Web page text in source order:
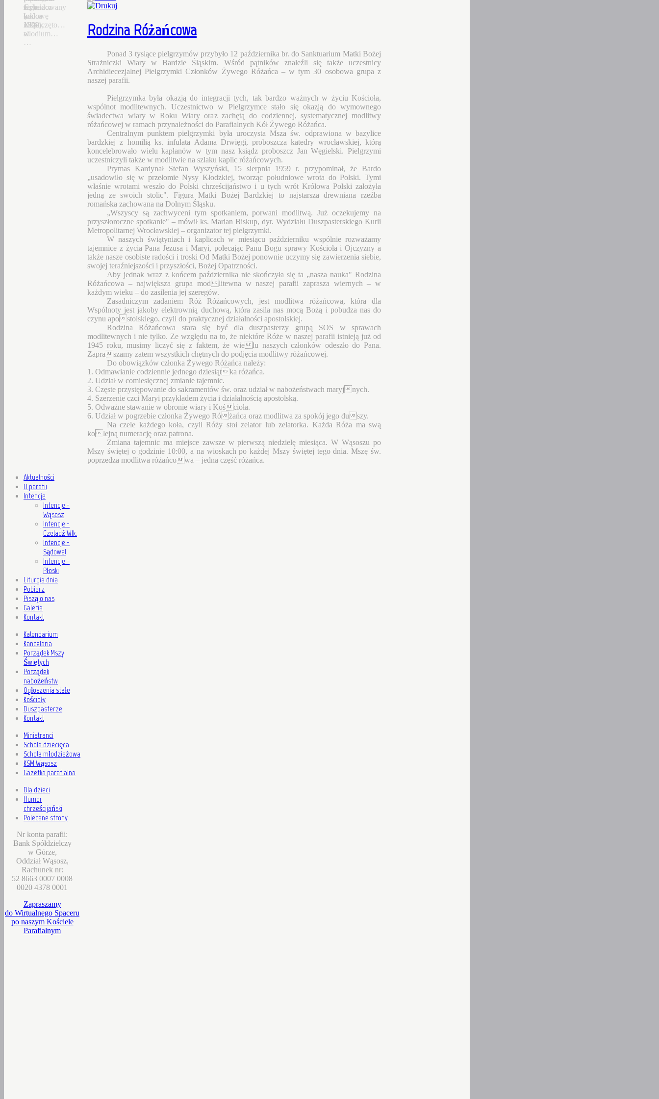
Czhelacz
(ok.
1300),
allodium…
z
końca
XIX
w.
…
Jego
budowę
rozpoczęto…
wybudowany
w
1822…
Rodzina Różańcowa
Ponad 3 tysiące pielgrzymów przybyło 12 października br. do Sanktuarium Matki Bożej
Strażniczki Wiary w Bardzie Śląskim. Wśród pątników znaleźli się także uczestnicy
Archidiecezjalnej Pielgrzymki Członków Żywego Różańca – w tym 30 osobowa grupa z
naszej parafii.
Pielgrzymka była okazją do integracji tych, tak bardzo ważnych w życiu Kościoła,
wspólnot modlitewnych. Uczestnictwo w Pielgrzymce stało się okazją do wymownego
świadectwa wiary w Roku Wiary oraz zachętą do codziennej, systematycznej modlitwy
różańcowej w ramach przynależności do Parafialnych Kół Żywego Różańca.
Centralnym punktem pielgrzymki była uroczysta Msza św. odprawiona w bazylice
bardzkiej z homilią ks. infułata Adama Drwięgi, proboszcza katedry wrocławskiej, którą
koncelebrowało wielu kapłanów w tym nasz ksiądz proboszcz Jan Węgielski. Pielgrzymi
uczestniczyli także w modlitwie na szlaku kaplic różańcowych.
Prymas Kardynał Stefan Wyszyński, 15 sierpnia 1959 r. przypominał, że Bardo
„usadowiło się w przełomie Nysy Kłodzkiej, tworząc południowe wrota do Polski. Tymi
właśnie wrotami weszło do Polski chrześcijaństwo i u tych wrót Królowa Polski założyła
jedną ze swoich stolic". Figura Matki Bożej Bardzkiej to najstarsza drewniana rzeźba
romańska zachowana na Dolnym Śląsku.
„Wszyscy są zachwyceni tym spotkaniem, porwani modlitwą. Już oczekujemy na
przyszłoroczne spotkanie" – mówił ks. Marian Biskup, dyr. Wydziału Duszpasterskiego Kurii
Metropolitarnej Wrocławskiej – organizator tej pielgrzymki.
W naszych świątyniach i kaplicach w miesiącu październiku wspólnie rozważamy
tajemnice z życia Pana Jezusa i Maryi, polecając Panu Bogu sprawy Kościoła i Ojczyzny a
także nasze osobiste radości i troski Od Matki Bożej ponownie uczymy się zawierzenia siebie,
swojej teraźniejszości i przyszłości, Bożej Opatrzności.
Aby jednak wraz z końcem października nie skończyła się ta „nasza nauka" Rodzina
Różańcowa – największa grupa modlitewna w naszej parafii zaprasza wiernych – w
każdym wieku – do zasilenia jej szeregów.
Zasadniczym zadaniem Róż Różańcowych, jest modlitwa różańcowa, która dla
Wspólnoty jest jakoby elektrownią duchową, która zasila nas mocą Bożą i pobudza nas do
czynu apostolskiego, czyli do praktycznej działalności apostolskiej.
Rodzina Różańcowa stara się być dla duszpasterzy grupą SOS w sprawach
modlitewnych i nie tylko. Ze względu na to, że niektóre Róże w naszej parafii istnieją już od
1945 roku, musimy liczyć się z faktem, że wielu naszych członków odeszło do Pana.
Zapraszamy zatem wszystkich chętnych do podjęcia modlitwy różańcowej.
Do obowiązków członka Żywego Różańca należy:
1. Odmawianie codziennie jednego dziesiątka różańca.
2. Udział w comiesięcznej zmianie tajemnic.
3. Częste przystępowanie do sakramentów św. oraz udział w nabożeństwach maryjnych.
4. Szerzenie czci Maryi przykładem życia i działalnością apostolską.
5. Odważne stawanie w obronie wiary i Kościoła.
6. Udział w pogrzebie członka Żywego Różańca oraz modlitwa za spokój jego duszy.
Na czele każdego koła, czyli Róży stoi zelator lub zelatorka. Każda Róża ma swą
kolejną numerację oraz patrona.
Zmiana tajemnic ma miejsce zawsze w pierwszą niedzielę miesiąca. W Wąsoszu po
Mszy świętej o godzinie 10:00, a na wioskach po każdej Mszy świętej tego dnia. Mszę św.
poprzedza modlitwa różańcowa – jedna część różańca.
Aktualności
O parafii
Intencje
Intencje -
Wąsosz
Intencje -
Czeladź Wlk.
Intencje -
Sądowel
Intencje -
Płoski
Liturgia dnia
Pobierz
Piszą o nas
Galeria
Kontakt
Kalendarium
Kancelaria
Porządek Mszy
Świętych
Porządek
nabożeństw
Ogłoszenia stałe
Kościoły
Duszpasterze
Kontakt
Ministranci
Schola dziecięca
Schola młodzieżowa
KSM Wąsosz
Gazetka parafialna
Dla dzieci
Humor
chrześcijański
Polecane strony
Nr konta parafii:
Bank Spółdzielczy
w Górze,
Oddział Wąsosz,
Rachunek nr:
52 8663 0007 0008
0020 4378 0001
Zapraszamy
do Wirtualnego Spaceru
po naszym Kościele
Parafialnym